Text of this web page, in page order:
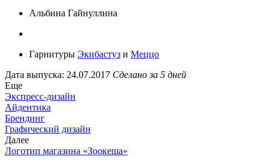
Альбина Гайнуллина
Гарнитуры Экибастуз и Меццо
Дата выпуска: 24.07.2017 Сделано за 5 дней
Еще
Экспресс-дизайн
Айдентика
Брендинг
Графический дизайн
Далее
Логотип магазина «Зоокеша»